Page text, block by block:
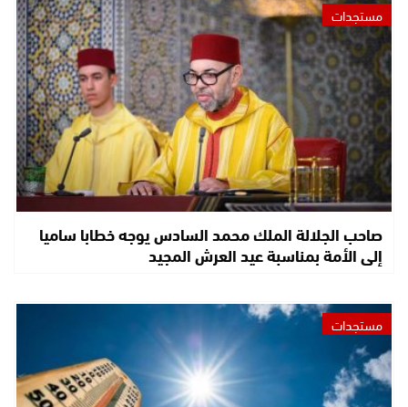
مستجدات
صاحب الجلالة الملك محمد السادس يوجه خطابا ساميا
إلى الأمة بمناسبة عيد العرش المجيد
مستجدات